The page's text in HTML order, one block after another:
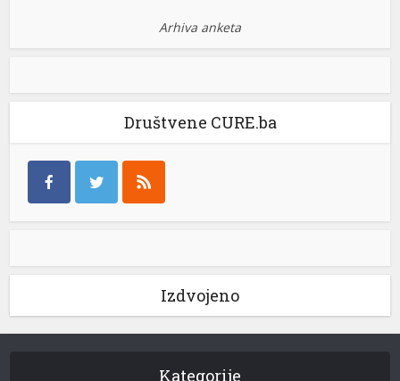
Arhiva anketa
Društvene CURE.ba
Izdvojeno
Kategorije